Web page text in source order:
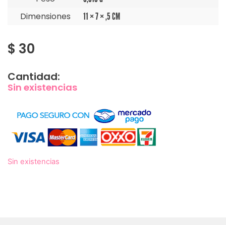
Dimensiones 11 × 7 × ,5 CM
$ 30
Cantidad:
Sin existencias
Sin existencias